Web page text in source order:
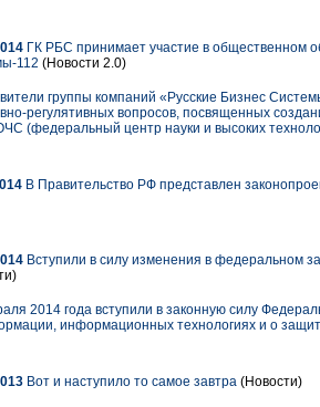
ГК РБС принимает участие в общественном
112 (Новости 2.0)
группы компаний «Русские Бизнес
регулятивных вопросов, посвященных
(федеральный центр науки и высоких
В Правительство РФ представлен
Вступили в силу изменения в федеральном
2014 года вступили в законную силу
информационных технологиях и о
Вот и наступило то самое завтра (Новости)